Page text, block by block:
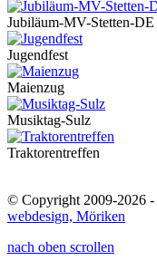
Jubiläum-MV-Stetten-DE
Jugendfest
Maienzug
Musiktag-Sulz
Traktorentreffen
© Copyright 2009-2026
webdesign, Möriken
nach oben scrollen